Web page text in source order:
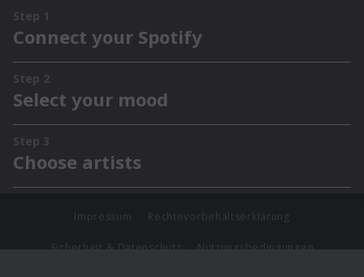
Impressum Rechtevorbehaltserklärung
Sicherheit & Datenschutz Nutzungsbedingungen